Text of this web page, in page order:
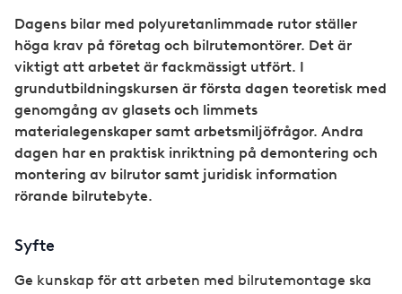
Dagens bilar med polyuretanlimmade rutor ställer
höga krav på företag och bilrutemontörer. Det är
viktigt att arbetet är fackmässigt utfört. I
grundutbildningskursen är första dagen teoretisk med
genomgång av glasets och limmets
materialegenskaper samt arbetsmiljöfrågor. Andra
dagen har en praktisk inriktning på demontering och
montering av bilrutor samt juridisk information
rörande bilrutebyte.
Syfte
Ge kunskap för att arbeten med bilrutemontage ska